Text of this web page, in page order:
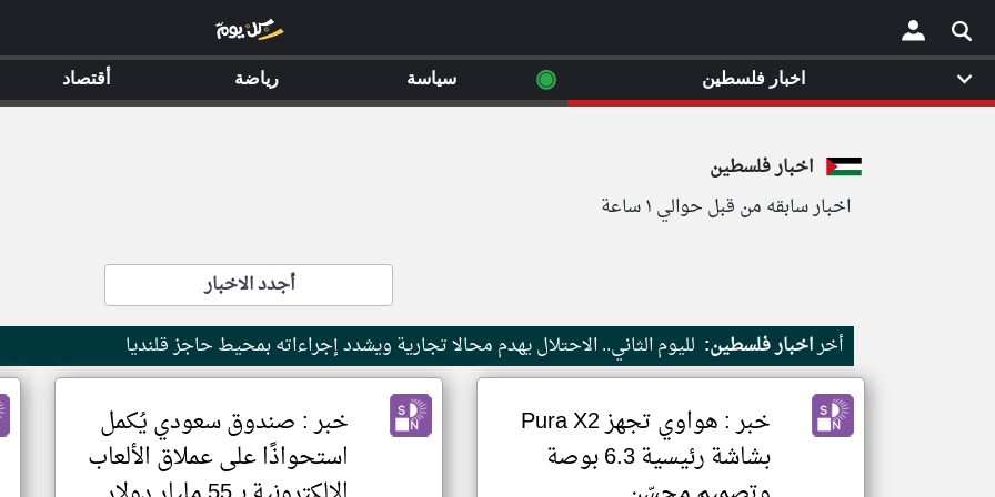
×
اخبار فلسطين
اخبار سابقه من قبل حوالي ١ ساعة
أجدد الاخبار
أخراخبار فلسطين: لليوم الثاني.. الاحتلال يهدم محالا تجارية ويشدد إجراءاته بمحيط حاجز قلنديا
خبر : هواوي تجهز Pura X2
بشاشة رئيسية 6.3 بوصة
خبر : صندوق سعودي يُكمل
استحواذًا على عملاق الألعاب
اخبار فلسطين ◉ سياسة رياضة أقتصاد